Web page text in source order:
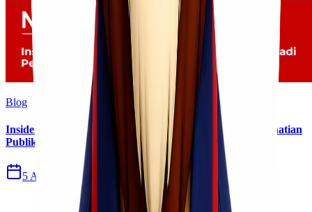
Blog
Insiden Kebakaran KM Mutiara Sentosa II Menjadi Perhatian
Publik
5 Agu 2026